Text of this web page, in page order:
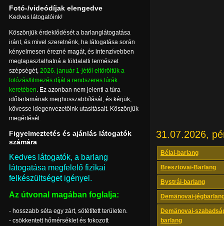
31.07.2026,
Bélai-barlang
Bresztovai-Barlang
Bystrái-barlang
Demänovai-
Demänovai-
barlang
Fotó-/videódíjak elengedve
Kedves látogatóink!
Köszönjük érdeklődését a barlanglátogatása
iránt, és mivel szeretnénk, ha látogatása során
kényelmesen érezné magát, és intenzívebben
megtapasztalhatná a földalatti természet
szépségét, 2026. január 1-jétől eltöröltük a
fotózás/filmezés díját a rendszeres túrák
keretében. Ez azonban nem jelenti a túra
időtartamának meghosszabbítását, és kérjük,
kövesse idegenvezetőink utasításait. Köszönjük
megértését.
Figyelmeztetés és ajánlás látogatók
számára
Kedves látogatók, a barlang
látogatása megfelelő fizikai
felkészültséget igényel.
Az útvonal magában foglalja:
- hosszabb séta egy zárt, sötétített területen.
- csökkentett hőmérséklet és fokozott